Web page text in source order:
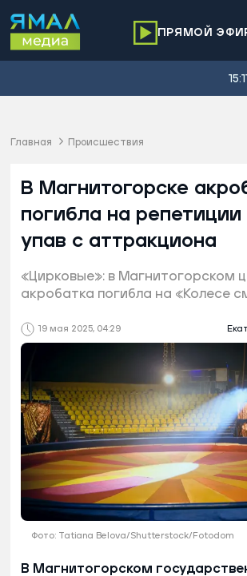
ПРЯМОЙ
Главная Происшествия
19 мая 2025, 04:29
В Магнитогорске
погибла на репетиции
упав с аттракциона
«Цирковые»: в Магнитогорском
акробатка погибла на «Колесе
Фото: Tatiana Belova/Shutterstock/Fotodom
В Магнитогорском